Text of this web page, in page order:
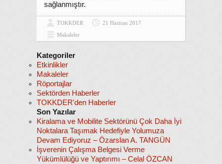
sağlanmıştır.
TOKKDER
21 Haziran 2017
Makaleler
Kategoriler
Etkinlikler
Makaleler
Röportajlar
Sektörden Haberler
TOKKDER'den Haberler
Son Yazılar
Kiralama ve Mobilite Sektörünü Çok Daha İyi
Noktalara Taşımak Hedefiyle Yolumuza
Devam Ediyoruz – Özarslan A. TANGÜN
İşverenin Çalışma Belgesi Verme
Yükümlülüğü ve Yaptırımı – Celal ÖZCAN